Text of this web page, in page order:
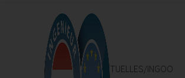
HOME AKTUELLES/INGOO